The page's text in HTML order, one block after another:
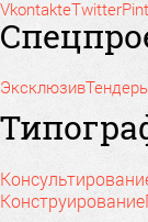
VkontakteTwitter
Эксклюзив
Конструирование